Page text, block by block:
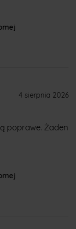
4 sierpnia 2026
poprawe. Żaden